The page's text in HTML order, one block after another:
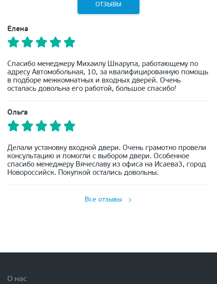
ОТЗЫВЫ
Елена
Спасибо менеджеру Михаилу Шкарупа, работающему по
адресу Автомобольная, 10, за квалифицированную помощь
в подборе межкомнатных и входных дверей. Очень
осталась довольна его работой, большое спасибо!
Ольга
Делали установку входной двери. Очень грамотно провели
консультацию и помогли с выбором двери. Особенное
спасибо менеджеру Вячеславу из офиса на Исаева3, город
Новороссийск. Покупкой остались довольны.
Все отзывы
О нас